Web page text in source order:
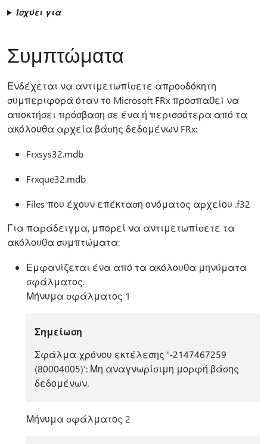
Ισχύει για
Συμπτώματα
Ενδέχεται να αντιμετωπίσετε απροσδόκητη
συμπεριφορά όταν το Microsoft FRx προσπαθεί να
αποκτήσει πρόσβαση σε ένα ή περισσότερα από τα
ακόλουθα αρχεία βάσης δεδομένων FRx:
Frxsys32.mdb
Frxque32.mdb
Files που έχουν επέκταση ονόματος αρχείου .f32
Για παράδειγμα, μπορεί να αντιμετωπίσετε τα
ακόλουθα συμπτώματα:
Εμφανίζεται ένα από τα ακόλουθα μηνύματα
σφάλματος.
Μήνυμα σφάλματος 1
Σημείωση
Σφάλμα χρόνου εκτέλεσης '-2147467259
(80004005)': Μη αναγνωρίσιμη μορφή βάσης
δεδομένων.
Μήνυμα σφάλματος 2